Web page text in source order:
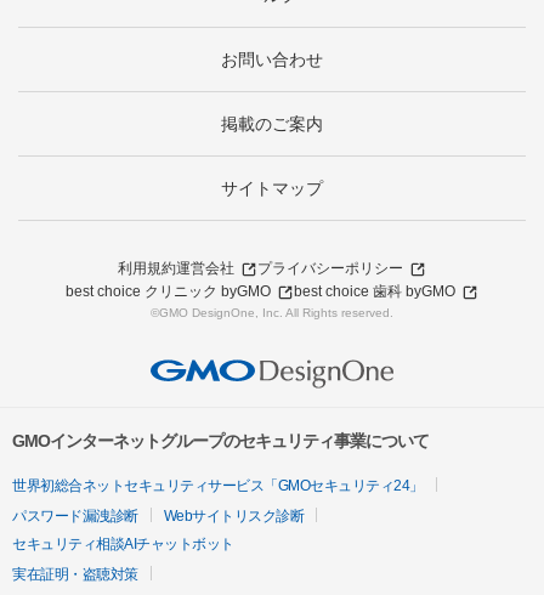
お問い合わせ
掲載のご案内
サイトマップ
利用規約運営会社
プライバシーポリシー
best choice クリニック byGMO
best choice 歯科 byGMO
©GMO DesignOne, Inc. All Rights reserved.
GMOインターネットグループのセキュリティ事業について
世界初総合ネットセキュリティサービス「GMOセキュリティ24」
パスワード漏洩診断
Webサイトリスク診断
セキュリティ相談AIチャットボット
実在証明・盗聴対策